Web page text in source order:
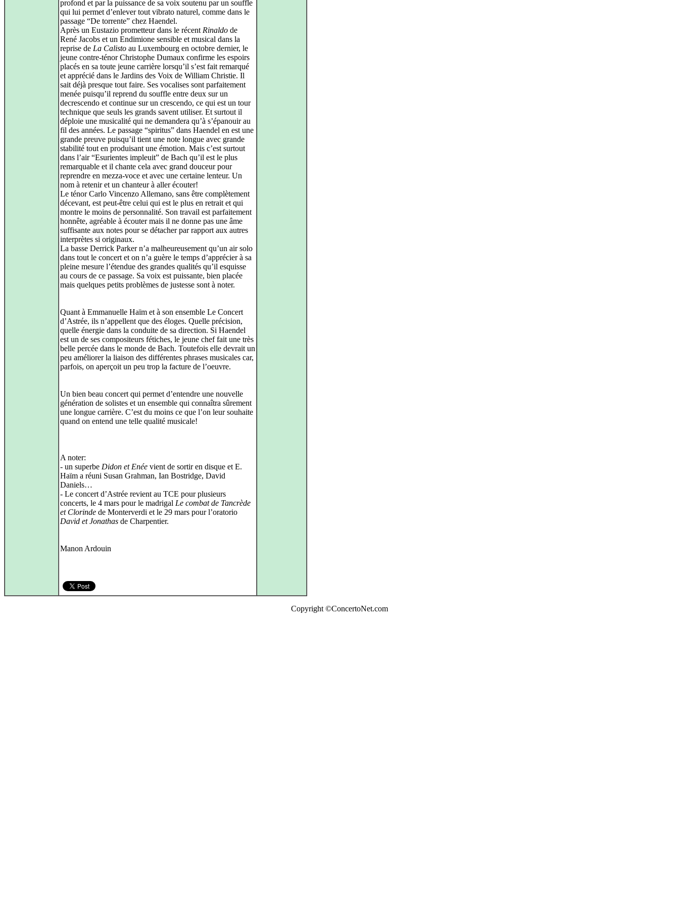
profond et par la puissance de sa voix soutenu par un souffle
qui lui permet d’enlever tout vibrato naturel, comme dans le
passage “De torrente” chez Haendel.
Après un Eustazio prometteur dans le récent Rinaldo de
René Jacobs et un Endimione sensible et musical dans la
reprise de La Calisto au Luxembourg en octobre dernier, le
jeune contre-ténor Christophe Dumaux confirme les espoirs
placés en sa toute jeune carrière lorsqu’il s’est fait remarqué
et apprécié dans le Jardins des Voix de William Christie. Il
sait déjà presque tout faire. Ses vocalises sont parfaitement
menée puisqu’il reprend du souffle entre deux sur un
decrescendo et continue sur un crescendo, ce qui est un tour
technique que seuls les grands savent utiliser. Et surtout il
déploie une musicalité qui ne demandera qu’à s’épanouir au
fil des années. Le passage “spiritus” dans Haendel en est une
grande preuve puisqu’il tient une note longue avec grande
stabilité tout en produisant une émotion. Mais c’est surtout
dans l’air “Esurientes impleuit” de Bach qu’il est le plus
remarquable et il chante cela avec grand douceur pour
reprendre en mezza-voce et avec une certaine lenteur. Un
nom à retenir et un chanteur à aller écouter!
Le ténor Carlo Vincenzo Allemano, sans être complètement
décevant, est peut-être celui qui est le plus en retrait et qui
montre le moins de personnalité. Son travail est parfaitement
honnête, agréable à écouter mais il ne donne pas une âme
suffisante aux notes pour se détacher par rapport aux autres
interprètes si originaux.
La basse Derrick Parker n’a malheureusement qu’un air solo
dans tout le concert et on n’a guère le temps d’apprécier à sa
pleine mesure l’étendue des grandes qualités qu’il esquisse
au cours de ce passage. Sa voix est puissante, bien placée
mais quelques petits problèmes de justesse sont à noter.
Quant à Emmanuelle Haïm et à son ensemble Le Concert
d’Astrée, ils n’appellent que des éloges. Quelle précision,
quelle énergie dans la conduite de sa direction. Si Haendel
est un de ses compositeurs fétiches, le jeune chef fait une très
belle percée dans le monde de Bach. Toutefois elle devrait un
peu améliorer la liaison des différentes phrases musicales car,
parfois, on aperçoit un peu trop la facture de l’oeuvre.
Un bien beau concert qui permet d’entendre une nouvelle
génération de solistes et un ensemble qui connaîtra sûrement
une longue carrière. C’est du moins ce que l’on leur souhaite
quand on entend une telle qualité musicale!
A noter:
- un superbe Didon et Enée vient de sortir en disque et E.
Haïm a réuni Susan Grahman, Ian Bostridge, David
Daniels…
- Le concert d’Astrée revient au TCE pour plusieurs
concerts, le 4 mars pour le madrigal Le combat de Tancrède
et Clorinde de Monterverdi et le 29 mars pour l’oratorio
David et Jonathas de Charpentier.
Manon Ardouin
Copyright ©ConcertoNet.com